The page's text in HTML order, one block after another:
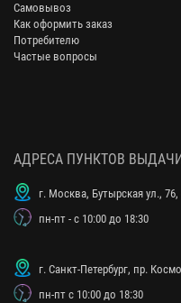
Самовывоз
Как оформить заказ
Потребителю
Частые вопросы
АДРЕСА ПУНКТОВ
г. Москва, Бутырская ул., 76,
пн-пт - с 10:00 до 18:30
г. Санкт-Петербург, пр.
пн-пт с 10:00 до 18:30